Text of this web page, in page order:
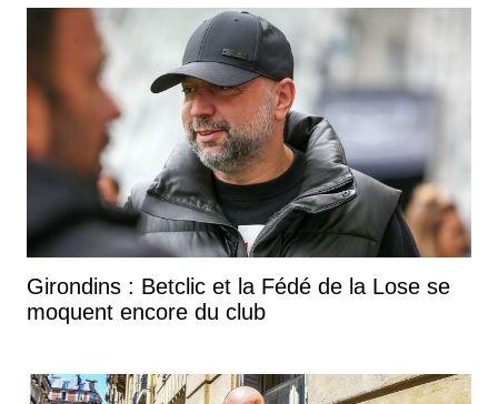
Girondins : Betclic et la Fédé de la Lose se
moquent encore du club